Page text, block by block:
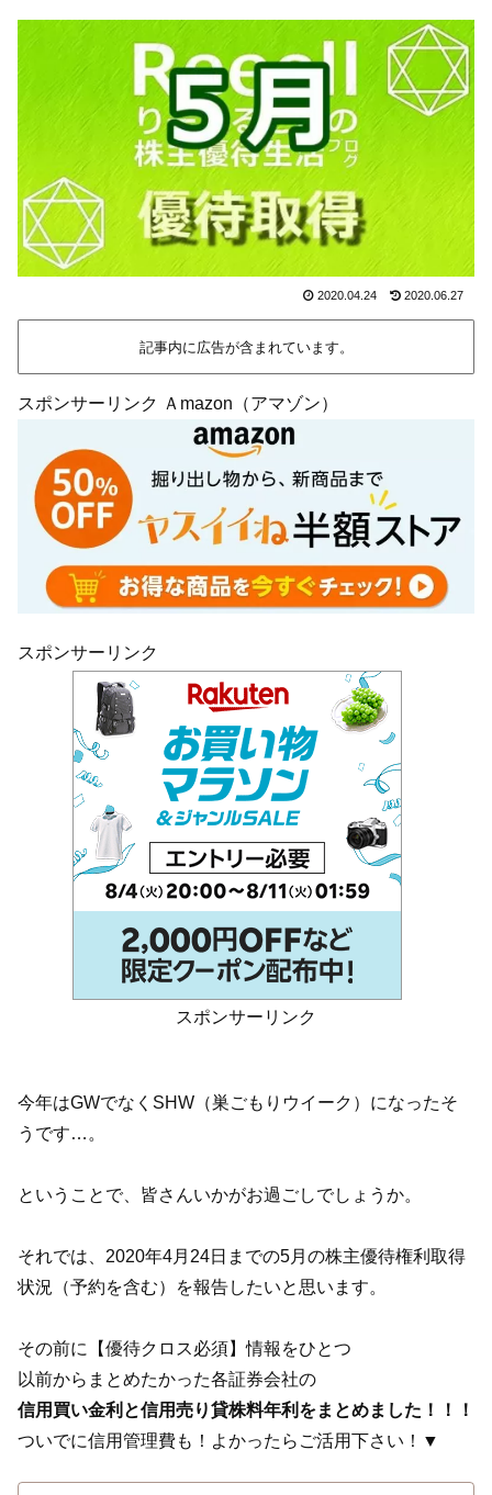
2020.04.24 2020.06.27
記事内に広告が含まれています。
スポンサーリンク Ａmazon（アマゾン）
スポンサーリンク
スポンサーリンク
今年はGWでなくSHW（巣ごもりウイーク）になったそ
うです…。
ということで、皆さんいかがお過ごしでしょうか。
それでは、2020年4月24日までの5月の株主優待権利取得
状況（予約を含む）を報告したいと思います。
その前に【優待クロス必須】情報をひとつ
以前からまとめたかった各証券会社の
信用買い金利と信用売り貸株料年利をまとめました！！！
ついでに信用管理費も！よかったらご活用下さい！▼